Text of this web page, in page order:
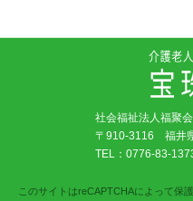
ク
社会福祉法人福聚会
〒910-3116 福井
TEL： 0776-83-
このサイトはreCAPTCHAによって保